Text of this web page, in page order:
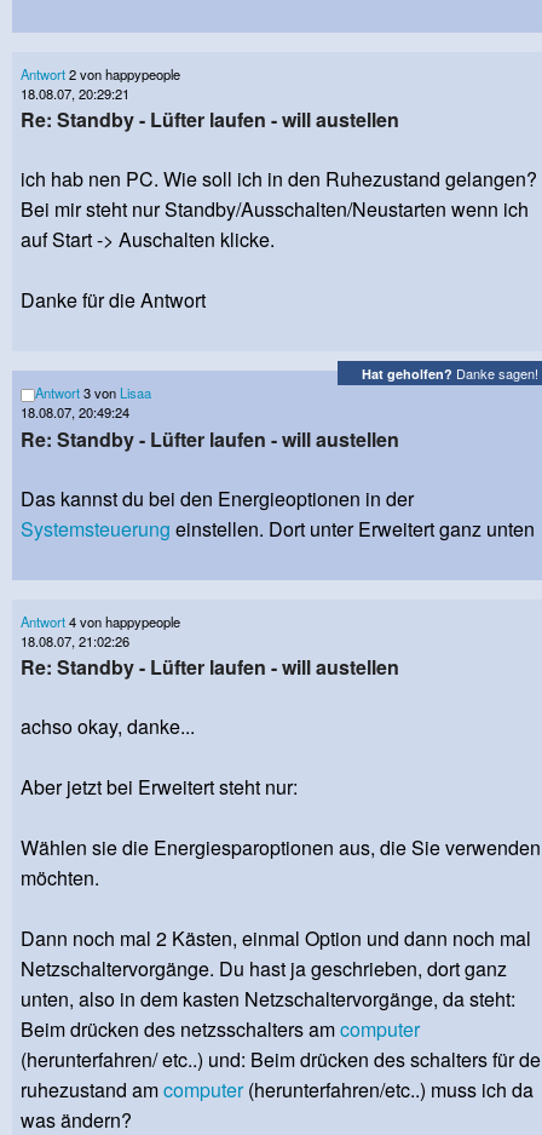
Antwort2 von happypeople
18.08.07, 20:29:21
Re: Standby - Lüfter laufen - will austellen
ich hab nen PC. Wie soll ich in den Ruhezustand gelangen?
Bei mir steht nur Standby/Ausschalten/Neustarten wenn ich
auf Start -> Auschalten klicke.
Danke für die Antwort
Hat geholfen? Danke sagen!
Antwort3 von Lisaa
18.08.07, 20:49:24
Re: Standby - Lüfter laufen - will austellen
Das kannst du bei den Energieoptionen in der
Systemsteuerung einstellen. Dort unter Erweitert ganz unten
Antwort4 von happypeople
18.08.07, 21:02:26
Re: Standby - Lüfter laufen - will austellen
achso okay, danke...
Aber jetzt bei Erweitert steht nur:
Wählen sie die Energiesparoptionen aus, die Sie verwenden
möchten.
Dann noch mal 2 Kästen, einmal Option und dann noch mal
Netzschaltervorgänge. Du hast ja geschrieben, dort ganz
unten, also in dem kasten Netzschaltervorgänge, da steht:
Beim drücken des netzsschalters amcomputer
(herunterfahren/ etc..) und: Beim drücken des schalters für
ruhezustand amcomputer(herunterfahren/etc..) muss ich da
was ändern?